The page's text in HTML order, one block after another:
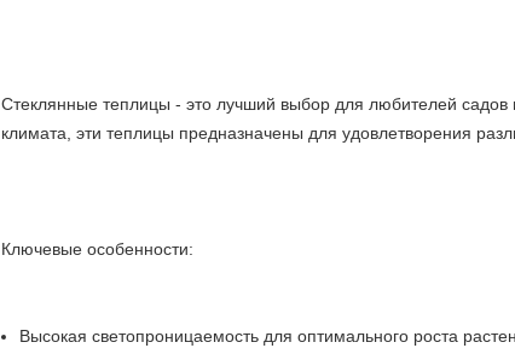
Стеклянные теплицы - это лучший выбор для любителей
климата, эти теплицы предназначены для удовлетворения
Ключевые особенности:
Высокая светопроницаемость для оптимального роста